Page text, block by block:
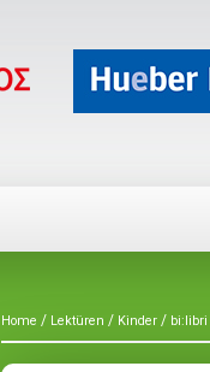
Home / Lektüren / Kinder / bi:libri